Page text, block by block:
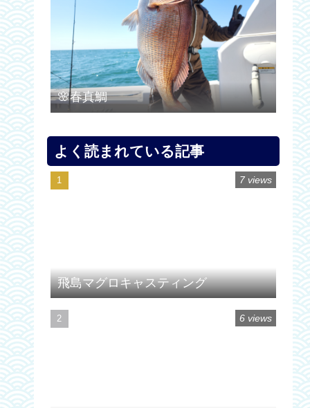
🌸春真鯛
よく読まれている記事
飛島マグロキャスティング
7 views
6 views